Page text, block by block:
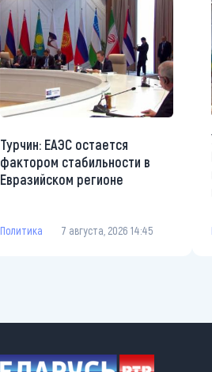
Турчин: ЕАЭС остается
фактором стабильности в
Евразийском регионе
Политика 7 августа, 2026 14:45